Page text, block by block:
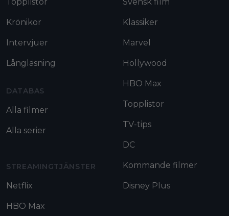
Krönikor
Intervjuer
Långläsning
DATABAS
Alla filmer
Alla serier
STREAMINGTJÄNSTER
Netflix
HBO Max
Klassiker
Marvel
Hollywood
HBO Max
Topplistor
TV-tips
DC
Kommande filmer
Disney Plus